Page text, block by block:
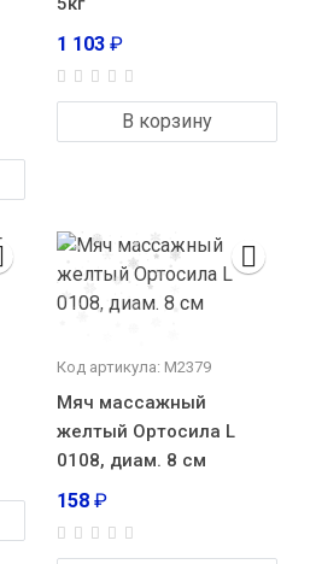
1 103 ₽
В корзину
Код артикула: М2379
Мяч массажный
желтый Ортосила L
0108, диам. 8 см
158 ₽